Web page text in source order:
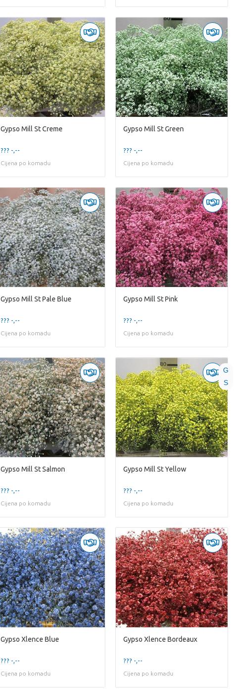
G
S
Gypso Mill St Creme
??? -,--
Cijena po komadu
Gypso Mill St Green
??? -,--
Cijena po komadu
Gypso Mill St Pale Blue
??? -,--
Cijena po komadu
Gypso Mill St Pink
??? -,--
Cijena po komadu
Gypso Mill St Salmon
??? -,--
Cijena po komadu
Gypso Mill St Yellow
??? -,--
Cijena po komadu
Gypso Xlence Blue
??? -,--
Cijena po komadu
Gypso Xlence Bordeaux
??? -,--
Cijena po komadu